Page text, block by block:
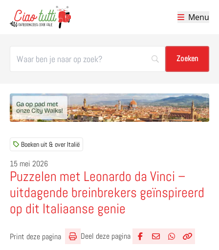
Menu
Boeken uit & over Italië
15 mei 2026
Puzzelen met Leonardo da Vinci –
uitdagende breinbrekers geïnspireerd
op dit Italiaanse genie
Print deze pagina Deel deze pagina